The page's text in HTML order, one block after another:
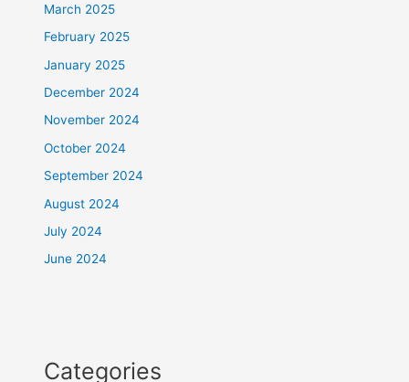
March 2025
February 2025
January 2025
December 2024
November 2024
October 2024
September 2024
August 2024
July 2024
June 2024
Categories